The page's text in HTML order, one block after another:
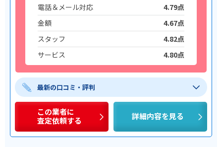
電話＆メール対応
4.79点
金額
4.67点
スタッフ
4.82点
サービス
4.80点
最新の口コミ・評判
この業者に
査定依頼する
詳細内容を見る